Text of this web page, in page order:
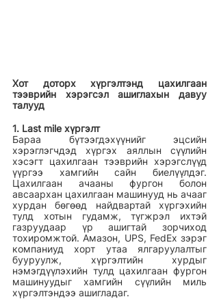
Хот доторх хүргэлтэнд цахилгаан
тээврийн хэрэгсэл ашиглахын давуу
талууд
1. Last mile хүргэлт
Бараа бүтээгдэхүүнийг эцсийн
хэрэглэгчдэд хүргэх аяллын сүүлийн
хэсэгт цахилгаан тээврийн хэрэгслүүд
үүргээ хамгийн сайн биелүүлдэг.
Цахилгаан ачааны фургон болон
авсаархан цахилгаан машинууд нь ачааг
хурдан бөгөөд найдвартай хүргэхийн
тулд хотын гудамж, түгжрэл ихтэй
газруудаар үр ашигтай зорчиход
тохиромжтой. Амазон, UPS, FedEx зэрэг
компаниуд хорт утаа ялгаруулалтыг
бууруулж, хүргэлтийн хурдыг
нэмэгдүүлэхийн тулд цахилгаан фургон
машинуудыг хамгийн сүүлийн миль
хүргэлтэндээ ашигладаг.